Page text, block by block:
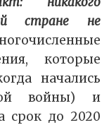
стране не
которые
начались
войны) и
срок до 2020